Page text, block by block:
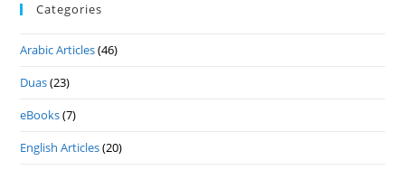
Categories
Arabic Articles(46)
Duas(23)
eBooks(7)
English Articles(20)